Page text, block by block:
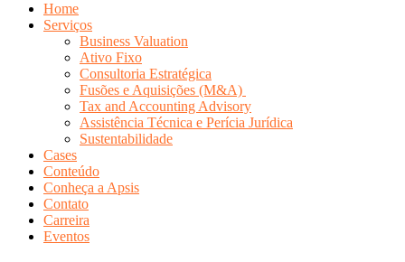
Home
Serviços
Business Valuation
Ativo Fixo
Consultoria Estratégica
Fusões e Aquisições (M&A)
Tax and Accounting Advisory
Assistência Técnica e Perícia Jurídica
Sustentabilidade
Cases
Conteúdo
Conheça a Apsis
Contato
Carreira
Eventos